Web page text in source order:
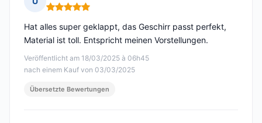
Hinweis: 5 von 5
Veröffentlicht am 18/03/2025 à 06h45
nach einem Kauf von 03/03/2025
Hat alles super geklappt, das Geschirr passt perfekt,
Material ist toll. Entspricht meinen Vorstellungen.
Übersetzte Bewertungen